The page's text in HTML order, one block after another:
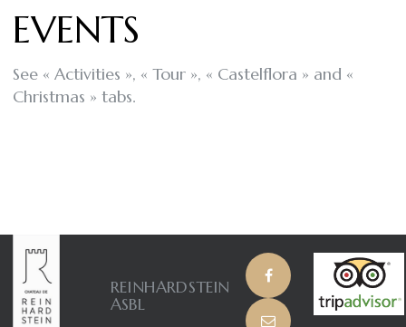
EVENTS
See « Activities », « Tour », « Castelflora » and «
Christmas » tabs.
REINHARDSTEIN
ASBL